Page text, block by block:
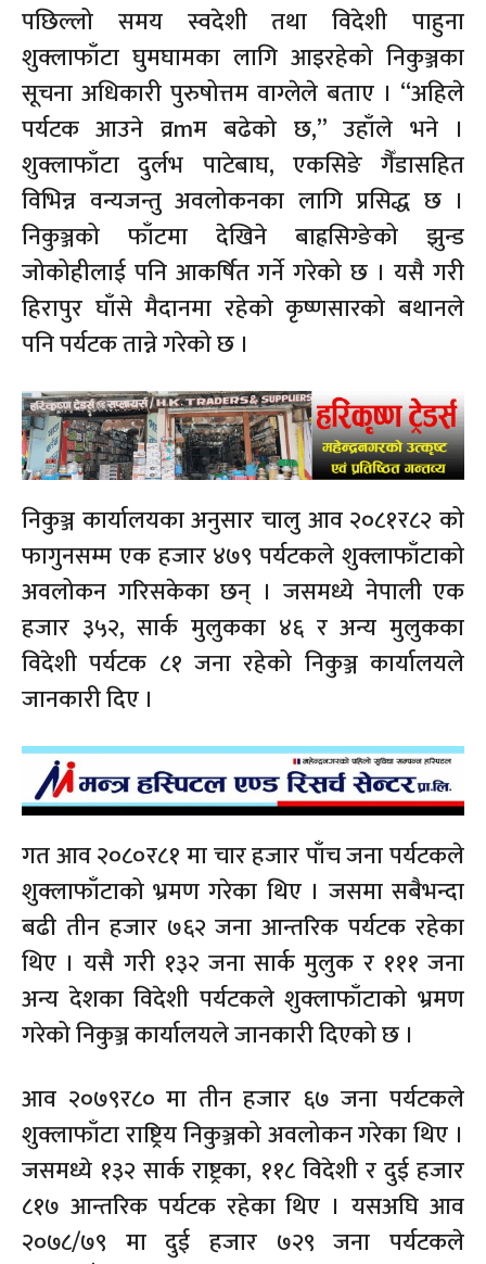
पछिल्लो समय स्वदेशी तथा विदेशी पाहुना
शुक्लाफाँटा घुमघामका लागि आइरहेको निकुञ्जका
सूचना अधिकारी पुरुषोत्तम वाग्लेले बताए । “अहिले
पर्यटक आउने व्रmम बढेको छ,” उहाँले भने ।
शुक्लाफाँटा दुर्लभ पाटेबाघ, एकसिङे गैँडासहित
विभिन्न वन्यजन्तु अवलोकनका लागि प्रसिद्ध छ ।
निकुञ्जको फाँटमा देखिने बाह्रसिग्ङेको झुन्ड
जोकोहीलाई पनि आकर्षित गर्ने गरेको छ । यसै गरी
हिरापुर घाँसे मैदानमा रहेको कृष्णसारको बथानले
पनि पर्यटक तान्ने गरेको छ ।
निकुञ्ज कार्यालयका अनुसार चालु आव २०८१र८२ को
फागुनसम्म एक हजार ४७९ पर्यटकले शुक्लाफाँटाको
अवलोकन गरिसकेका छन् । जसमध्ये नेपाली एक
हजार ३५२, सार्क मुलुकका ४६ र अन्य मुलुकका
विदेशी पर्यटक ८१ जना रहेको निकुञ्ज कार्यालयले
जानकारी दिए ।
गत आव २०८०र८१ मा चार हजार पाँच जना पर्यटकले
शुक्लाफाँटाको भ्रमण गरेका थिए । जसमा सबैभन्दा
बढी तीन हजार ७६२ जना आन्तरिक पर्यटक रहेका
थिए । यसै गरी १३२ जना सार्क मुलुक र १११ जना
अन्य देशका विदेशी पर्यटकले शुक्लाफाँटाको भ्रमण
गरेको निकुञ्ज कार्यालयले जानकारी दिएको छ ।
आव २०७९र८० मा तीन हजार ६७ जना पर्यटकले
शुक्लाफाँटा राष्ट्रिय निकुञ्जको अवलोकन गरेका थिए ।
जसमध्ये १३२ सार्क राष्ट्रका, ११८ विदेशी र दुई हजार
८१७ आन्तरिक पर्यटक रहेका थिए । यसअघि आव
२०७८/७९ मा दुई हजार ७२९ जना पर्यटकले